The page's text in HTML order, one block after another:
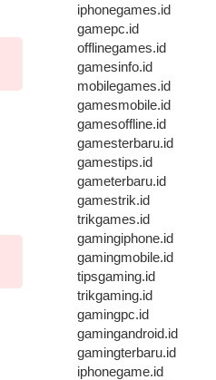
iphonegames.id
gamepc.id
offlinegames.id
gamesinfo.id
mobilegames.id
gamesmobile.id
gamesoffline.id
gamesterbaru.id
gamestips.id
gameterbaru.id
gamestrik.id
trikgames.id
gamingiphone.id
gamingmobile.id
tipsgaming.id
trikgaming.id
gamingpc.id
gamingandroid.id
gamingterbaru.id
iphonegame.id